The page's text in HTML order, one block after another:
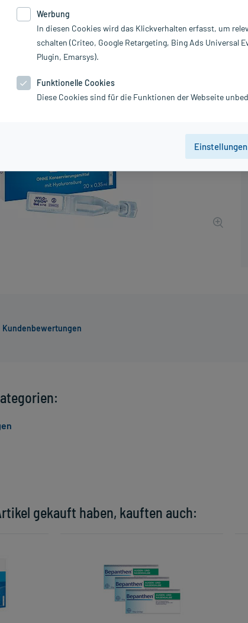
Kundenbewertungen
gekauft haben, kauften auch:
Werbung
In diesen Cookies wird das Klickverhalten erfasst, um
schalten (Criteo, Google Retargeting, Bing Ads Universal
Plugin, Emarsys).
Funktionelle Cookies
Diese Cookies sind für die Funktionen der Webseite